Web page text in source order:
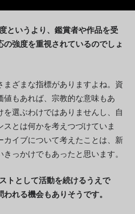
というより、鑑賞者や作品を受
強度を重視されているのでしょ
まざまな指標がありますよね。資
もあれば、宗教的な意味もあ
を選ぶわけではありませんし、自
とは何かを考えつづけていま
カイブについて考えたことは、新
っかけでもあったと思います。
トとして活動を続けるうえで
れる機会もありそうです。